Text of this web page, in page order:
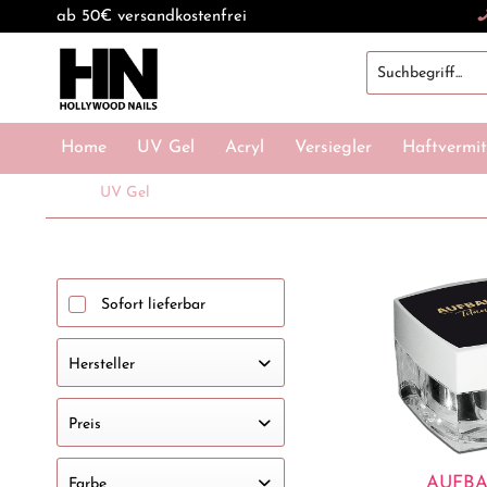
ab 50€ versandkostenfrei
Home UV Gel Acryl Versiegler
UV Gel
Sofort lieferbar
Hersteller
Preis